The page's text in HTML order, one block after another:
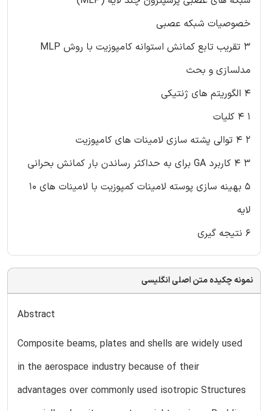
خصوصیات شبکه عصبی
۳ تقریب تابع کمانش استوانه کامپوزیت با روش MLP
مدلسازی و بحث
۴ الگوریتم های ژنتیکی
۱ ۴ کلیات
۲ ۴ توالی پشته سازی لامینات های کامپوزیت
۳ ۴ کاربرد GA برای به حداکثر رساندن بار کمانش بحرانی
۵ بهینه سازی پوسته لامینات کمپوزیت با لامینات های ۱۰
لایه
۶ نتیجه گیری
نمونه چکیده متن اصلی انگلیسی
Abstract
Composite beams, plates and shells are widely used
in the aerospace industry because of their
advantages over commonly used isotropic Structures